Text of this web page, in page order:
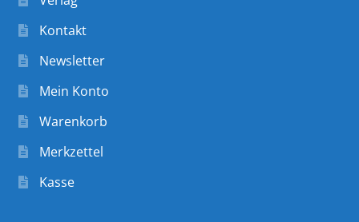
Kontakt
Newsletter
Mein Konto
Warenkorb
Merkzettel
Kasse